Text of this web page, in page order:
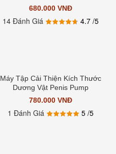
680.000 VNĐ
14 Đánh Giá 4.7/5
Máy Tập Cải Thiện Kích Thước
Dương Vật Penis Pump
780.000 VNĐ
1 Đánh Giá 5/5